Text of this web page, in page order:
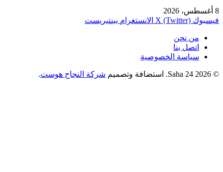
8 أغسطس، 2026
فيسبوك X (Twitter) الانستغرام بينتيريست
من نحن
اتصل بنا
سياسة الخصوصية
© 2026 Saha 24. استضافة وتصميم شركة النجاح هوست.